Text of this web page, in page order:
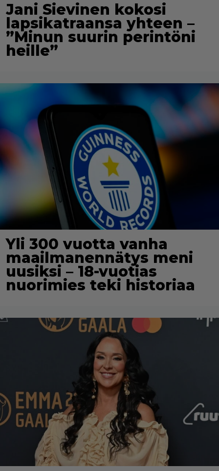
Jani Sievinen kokosi
lapsikatraansa yhteen –
”Minun suurin perintöni
heille”
Yli 300 vuotta vanha
maailmanennätys meni
uusiksi – 18-vuotias
nuorimies teki historiaa